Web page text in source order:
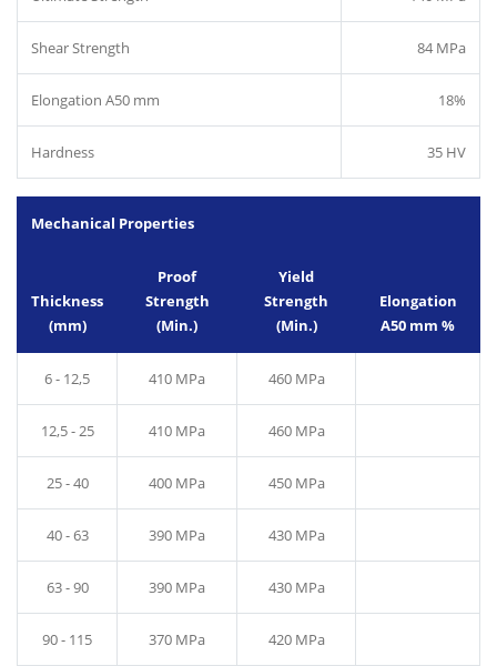
Shear Strength 84 MPa
Elongation A50 mm 18%
Hardness 35 HV
Mechanical Properties
Thickness
(mm)
Proof
Strength
(Min.)
Yield
Strength
(Min.)
Elongation
A50 mm %
6 - 12,5 410 MPa 460 MPa
12,5 - 25 410 MPa 460 MPa
25 - 40 400 MPa 450 MPa
40 - 63 390 MPa 430 MPa
63 - 90 390 MPa 430 MPa
90 - 115 370 MPa 420 MPa